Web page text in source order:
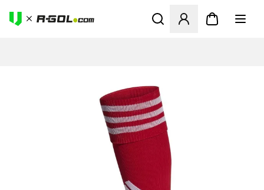
Ανοίγει ένα Modal για να